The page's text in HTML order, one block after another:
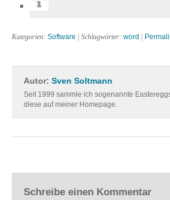
Kategorien: Software | Schlagwörter: word
Autor: Sven Soltmann
Seit 1999 sammle ich sogenannte
diese auf meiner Homepage.
Schreibe einen Kommentar